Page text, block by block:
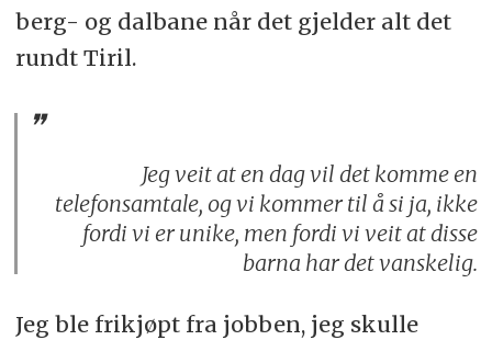
berg- og dalbane når det gjelder alt det
rundt Tiril.
Jeg veit at en dag vil det komme en
telefonsamtale, og vi kommer til å si ja, ikke
fordi vi er unike, men fordi vi veit at disse
barna har det vanskelig.
Jeg ble frikjøpt fra jobben, jeg skulle